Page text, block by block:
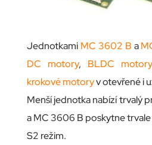
Jednotkami MC 3602 B a
DC motory, BLDC motory
krokové motoryv otevřené i
Menší jednotka nabízí trvalý
a MC 3606 B poskytne
S2 režim.